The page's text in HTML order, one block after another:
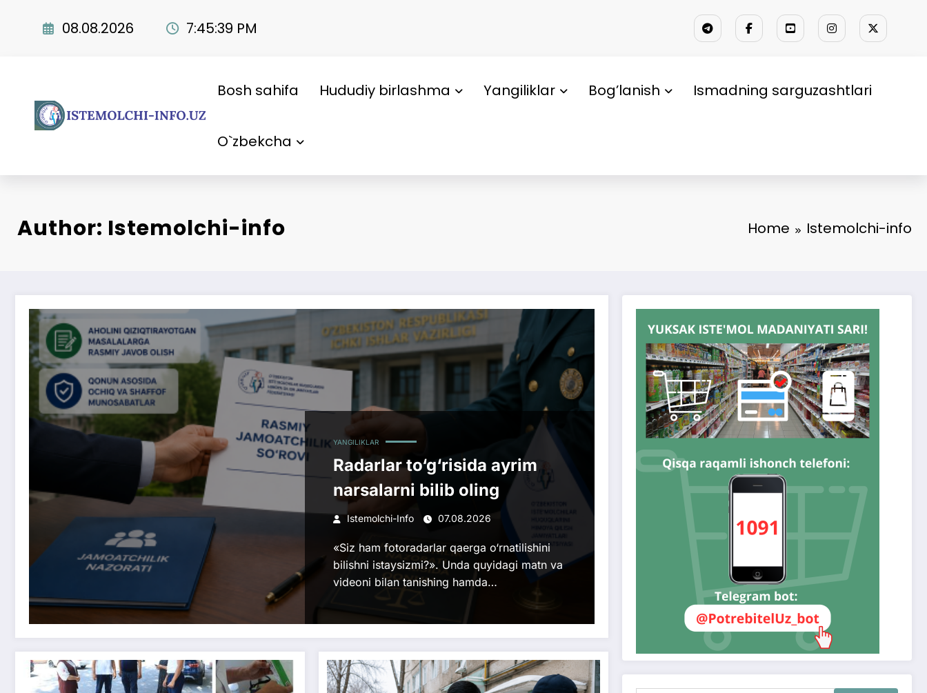
08.08.2026 7:45:41 PM
Bosh sahifa Hududiy birlashma Yangiliklar Bog’lanish Ismadning sarguzashtlari
O`zbekcha
Author: Istemolchi-info Home Istemolchi-info
Radarlar to‘g‘risida ayrim narsalarni bilib oling
YANGILIKLAR
Radarlar to‘g‘risida ayrim
narsalarni bilib oling
Istemolchi-Info 07.08.2026
«Siz ham fotoradarlar qaerga o‘rnatilishini
bilishni istaysizmi?». Unda quyidagi matn va
videoni bilan tanishing hamda…